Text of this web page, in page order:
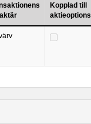
Kopplad till